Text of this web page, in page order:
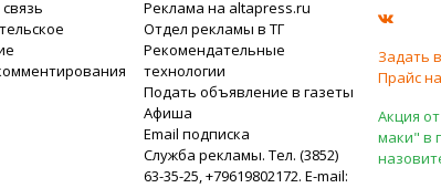
Реклама на altapress.ru
Отдел рекламы в ТГ
Рекомендательные
технологии
Подать объявление в газеты
Афиша
Email подписка
Служба рекламы. Тел. (3852)
63-35-25, +79619802172. E-mail:
Задать
Прайс
Акция
маки" в